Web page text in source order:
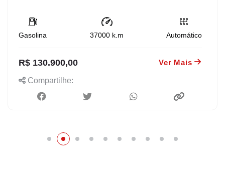
Gasolina 37000k.m Automático
R$ 130.900,00 Ver Mais
Compartilhe: